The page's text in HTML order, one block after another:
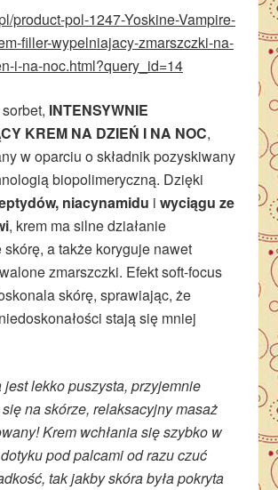
product-pol-1247-Yoskine-Vampire-
filler-wypelniajacy-zmarszczki-na-
i-na-noc.html?query_id=14
INTENSYWNIE
KREM NA DZIEŃ I NA NOC,
w oparciu o składnik pozyskiwany
biopolimeryczną. Dzięki
niacynamidu iwyciągu ze
, krem ma silne działanie
skórę, a także koryguje nawet
zmarszczki. Efekt soft-focus
skórę, sprawiając, że
stają się mniej
jest lekko puszysta, przyjemnie
na skórze, relaksacyjny masaż
Krem wchłania się szybko w
pod palcami od razu czuć
tak jakby skóra była pokryta